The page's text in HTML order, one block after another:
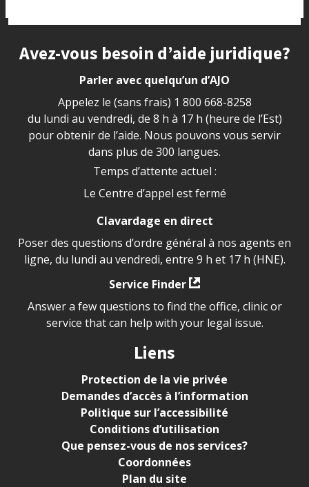
Site footer
Avez-vous besoin d’aide juridique?
Parler avec quelqu’un d’AJO
Appelez le (sans frais) 1 800 668-8258
du lundi au vendredi, de 8 h à 17 h (heure de l’Est)
pour obtenir de l’aide. Nous pouvons vous servir
dans plus de 300 langues.
Temps d’attente actuel :
Le Centre d’appel est fermé
Clavardage en direct
Poser des questions d’ordre général à nos agents en
ligne, du lundi au vendredi, entre 9 h et 17 h (HNE).
Service Finder
Answer a few questions to find the office, clinic or
service that can help with your legal issue.
Liens
Protection de la vie privée
Demandes d’accès à l’information
Politique sur l’accessibilité
Conditions d’utilisation
Que pensez-vous de nos services?
Coordonnées
Plan du site